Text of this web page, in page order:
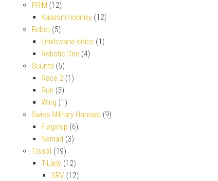
PRIM (12)
Kapesní hodinky (12)
Robot (5)
Limitované edice (1)
Robotic One (4)
Suunto (5)
Race 2 (1)
Run (3)
Wing (1)
Swiss Military Hanowa (9)
Flagship (6)
Nomad (3)
Tissot (19)
T-Lady (12)
SRV (12)